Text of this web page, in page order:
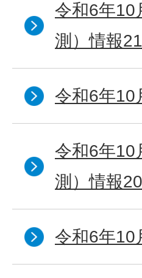
令和6年10
測）情報21
令和6年10
令和6年10
測）情報20
令和6年10